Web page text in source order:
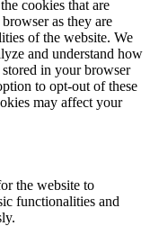
cookies that are
as they are
of the website. We
and understand how
in your browser
to opt-out of these
may affect your
the website to
functionalities and